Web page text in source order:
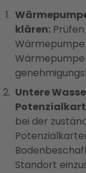
klären:Prüfen
Untere
bei der
Standort